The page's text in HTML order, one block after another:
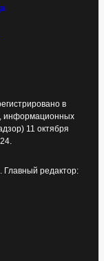
в
информационных
11 октября
редактор: